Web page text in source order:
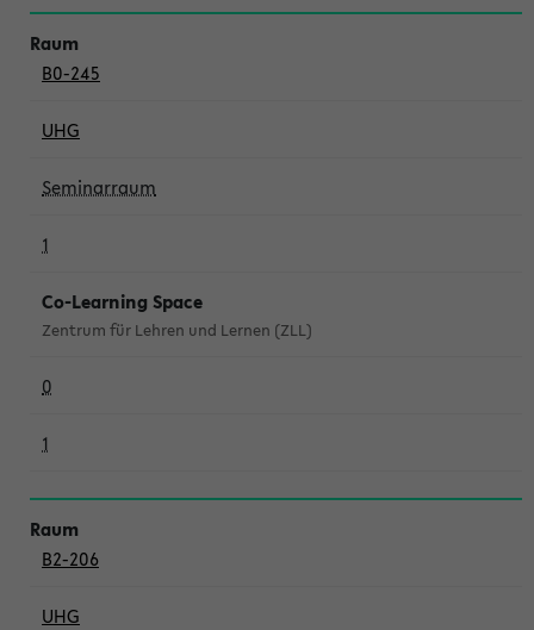
B0-245
UHG
Seminarraum
1
Co-Learning Space
Zentrum für Lehren und Lernen (ZLL)
0
1
B2-206
UHG